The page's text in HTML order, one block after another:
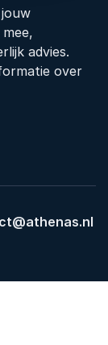
advies.
over